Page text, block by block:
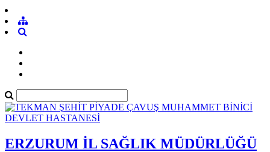
ERZURUM İL SAĞLIK MÜDÜRLÜĞÜ